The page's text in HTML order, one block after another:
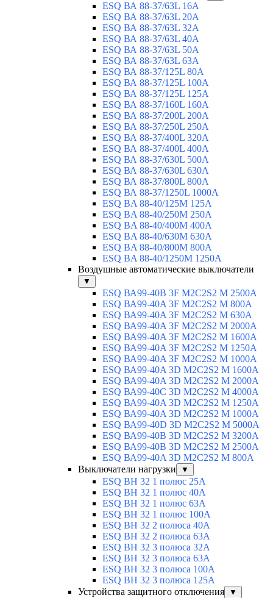
ESQ ВА 88-37/63L 16A
ESQ ВА 88-37/63L 20A
ESQ ВА 88-37/63L 32A
ESQ ВА 88-37/63L 40A
ESQ ВА 88-37/63L 50A
ESQ ВА 88-37/63L 63A
ESQ ВА 88-37/125L 80A
ESQ ВА 88-37/125L 100A
ESQ ВА 88-37/125L 125A
ESQ ВА 88-37/160L 160A
ESQ ВА 88-37/200L 200A
ESQ ВА 88-37/250L 250A
ESQ ВА 88-37/400L 320A
ESQ ВА 88-37/400L 400A
ESQ ВА 88-37/630L 500A
ESQ ВА 88-37/630L 630A
ESQ ВА 88-37/800L 800A
ESQ ВА 88-37/1250L 1000A
ESQ BA 88-40/125M 125A
ESQ BA 88-40/250M 250A
ESQ BA 88-40/400M 400A
ESQ BA 88-40/630М 630A
ESQ BA 88-40/800M 800A
ESQ BA 88-40/1250М 1250A
Воздушные автоматические выключатели
▼
ESQ ВА99-40B 3F M2C2S2 M 2500A
ESQ ВА99-40A 3F M2C2S2 М 800A
ESQ ВА99-40A 3F M2C2S2 М 630A
ESQ ВА99-40A 3F M2C2S2 М 2000A
ESQ ВА99-40A 3F M2C2S2 М 1600A
ESQ ВА99-40A 3F M2C2S2 М 1250A
ESQ ВА99-40A 3F M2C2S2 М 1000A
ESQ ВА99-40A 3D M2C2S2 M 1600A
ESQ ВА99-40A 3D M2C2S2 M 2000A
ESQ ВА99-40C 3D M2C2S2 M 4000A
ESQ ВА99-40A 3D M2C2S2 M 1250A
ESQ ВА99-40A 3D M2C2S2 M 1000A
ESQ ВА99-40D 3D M2C2S2 M 5000A
ESQ ВА99-40B 3D M2C2S2 M 3200A
ESQ ВА99-40B 3D M2C2S2 M 2500A
ESQ ВА99-40A 3D M2C2S2 M 800A
Выключатели нагрузки
▼
ESQ ВН 32 1 полюс 25А
ESQ ВН 32 1 полюс 40А
ESQ ВН 32 1 полюс 63А
ESQ ВН 32 1 полюс 100A
ESQ ВН 32 2 полюса 40А
ESQ ВН 32 2 полюса 63А
ESQ ВН 32 3 полюса 32А
ESQ ВН 32 3 полюса 63А
ESQ ВН 32 3 полюса 100А
ESQ ВН 32 3 полюса 125А
Устройства защитного отключения
▼